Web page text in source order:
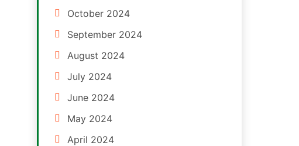
October 2024
September 2024
August 2024
July 2024
June 2024
May 2024
April 2024